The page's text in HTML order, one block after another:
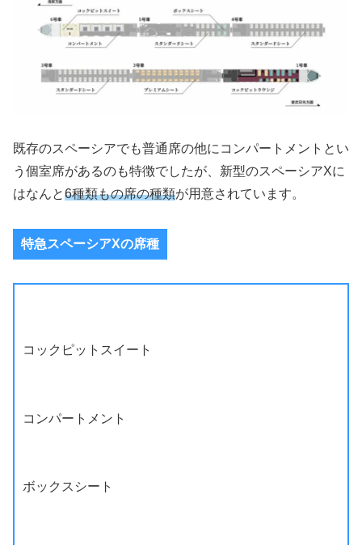
既存のスペーシアでも普通席の他にコンパートメントとい
う個室席があるのも特徴でしたが、新型のスペーシアXに
はなんと6種類もの席の種類が用意されています。
特急スペーシアXの席種
コックピットスイート
コンパートメント
ボックスシート